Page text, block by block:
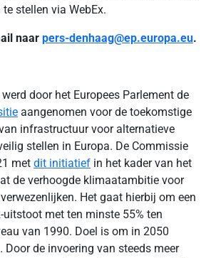
stellen via WebEx.
naar pers-denhaag@ep.europa.eu.
door het Europees Parlement de
aangenomen voor de toekomstige
infrastructuur voor alternatieve
stellen in Europa. De Commissie
met dit initiatief in het kader van het
de verhoogde klimaatambitie voor
Het gaat hierbij om een
uitstoot met ten minste 55% ten
van 1990. Doel is om in 2050
de invoering van steeds meer